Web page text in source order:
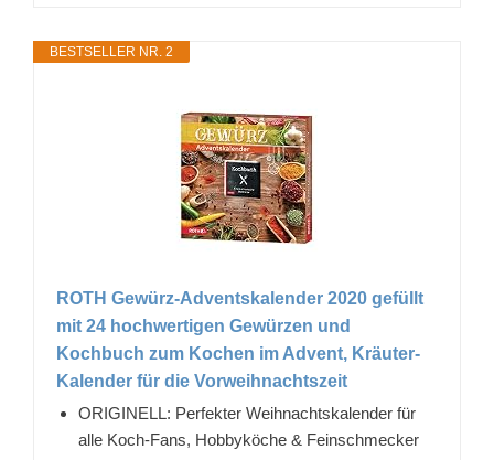
BESTSELLER NR. 2
ROTH Gewürz-Adventskalender 2020 gefüllt
mit 24 hochwertigen Gewürzen und
Kochbuch zum Kochen im Advent, Kräuter-
Kalender für die Vorweihnachtszeit
ORIGINELL: Perfekter Weihnachtskalender für
alle Koch-Fans, Hobbyköche & Feinschmecker